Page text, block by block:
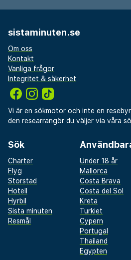
sistaminuten.se
Om oss
Kontakt
Vanliga frågor
Integritet & säkerhet
Vi är en sökmotor och inte en
den researrangör du väljer via våra
Sök
Charter
Flyg
Storstad
Hotell
Hyrbil
Sista minuten
Resmål
Under 18 år
Mallorca
Costa Brava
Costa del Sol
Kreta
Turkiet
Cypern
Portugal
Thailand
Egypten